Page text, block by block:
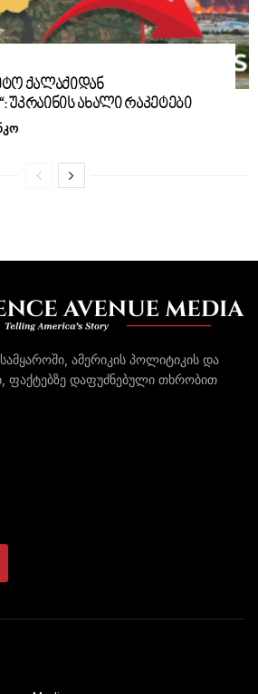
ქალაქიდან
უკრაინის ახალი რაკეტები
ამერიკის პოლიტიკის და
ფაქტებზე დაფუძნებული თხრობით